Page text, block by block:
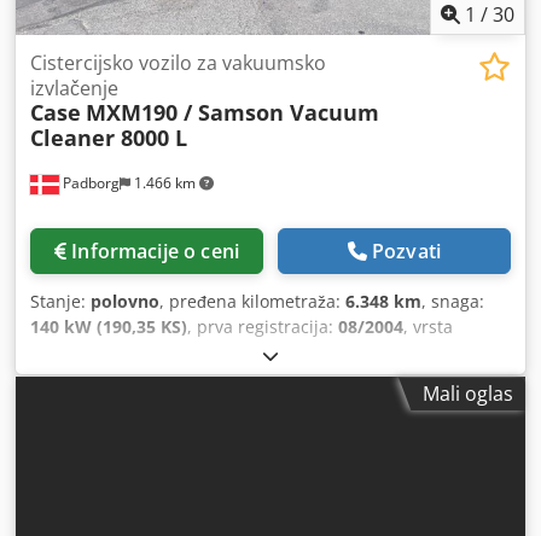
1 /30
Padborg 1.466 km
Cistercijsko vozilo za vakuumsko
izvlačenje
Case MXM190 / Samson Vacuum
Cleaner 8000 L
Informacije o ceni Pozvati
Stanje: polovno, pređena kilometraža: 6.348 km, snaga:
140 kW (190,35 KS), prva registracija: 08/2004, vrsta
, Godina proizvodnje:
Model: MXM190 / Samson Usisivač 8000 L Godina: 2004
Stanje: Dobro Serijski broj: ACM231045 Ref. br.: 8084Mali oglas